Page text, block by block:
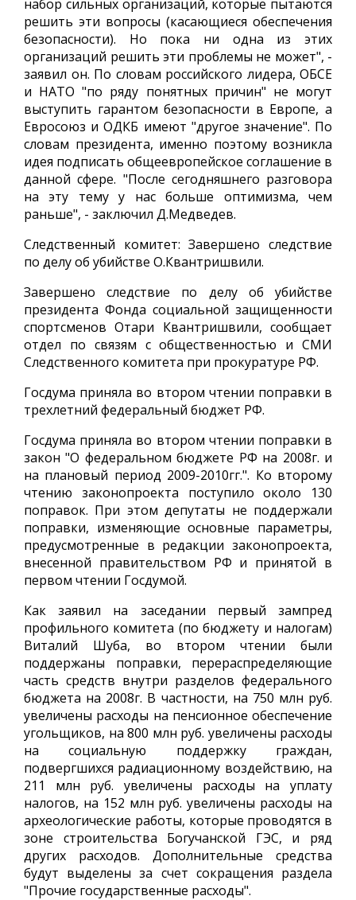
набор сильных организаций, которые пытаются
решить эти вопросы (касающиеся обеспечения
безопасности). Но пока ни одна из этих
организаций решить эти проблемы не может", -
заявил он. По словам российского лидера, ОБСЕ
и НАТО "по ряду понятных причин" не могут
выступить гарантом безопасности в Европе, а
Евросоюз и ОДКБ имеют "другое значение". По
словам президента, именно поэтому возникла
идея подписать общеевропейское соглашение в
данной сфере. "После сегодняшнего разговора
на эту тему у нас больше оптимизма, чем
раньше", - заключил Д.Медведев.
Следственный комитет: Завершено следствие
по делу об убийстве О.Квантришвили.
Завершено следствие по делу об убийстве
президента Фонда социальной защищенности
спортсменов Отари Квантришвили, сообщает
отдел по связям с общественностью и СМИ
Следственного комитета при прокуратуре РФ.
Госдума приняла во втором чтении поправки в
трехлетний федеральный бюджет РФ.
Госдума приняла во втором чтении поправки в
закон "О федеральном бюджете РФ на 2008г. и
на плановый период 2009-2010гг.". Ко второму
чтению законопроекта поступило около 130
поправок. При этом депутаты не поддержали
поправки, изменяющие основные параметры,
предусмотренные в редакции законопроекта,
внесенной правительством РФ и принятой в
первом чтении Госдумой.
Как заявил на заседании первый зампред
профильного комитета (по бюджету и налогам)
Виталий Шуба, во втором чтении были
поддержаны поправки, перераспределяющие
часть средств внутри разделов федерального
бюджета на 2008г. В частности, на 750 млн руб.
увеличены расходы на пенсионное обеспечение
угольщиков, на 800 млн руб. увеличены расходы
на социальную поддержку граждан,
подвергшихся радиационному воздействию, на
211 млн руб. увеличены расходы на уплату
налогов, на 152 млн руб. увеличены расходы на
археологические работы, которые проводятся в
зоне строительства Богучанской ГЭС, и ряд
других расходов. Дополнительные средства
будут выделены за счет сокращения раздела
"Прочие государственные расходы".